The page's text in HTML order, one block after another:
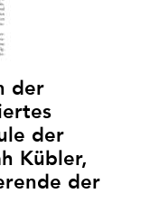
der
der
Kübler,
der